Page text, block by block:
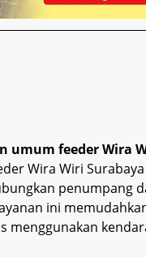
umum feeder Wira
Wira Wiri
penumpang
ini
menggunakan